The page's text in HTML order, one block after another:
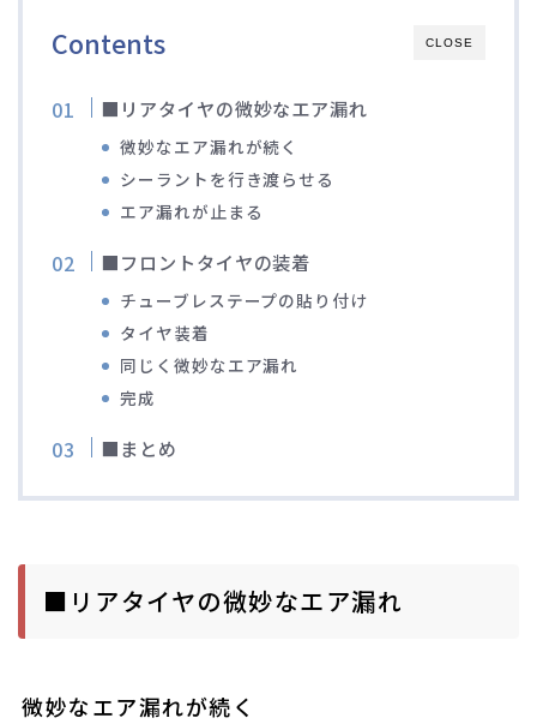
CLOSE
Contents
■リアタイヤの微妙なエア漏れ
微妙なエア漏れが続く
シーラントを行き渡らせる
エア漏れが止まる
■フロントタイヤの装着
チューブレステープの貼り付け
タイヤ装着
同じく微妙なエア漏れ
完成
■まとめ
■リアタイヤの微妙なエア漏れ
微妙なエア漏れが続く